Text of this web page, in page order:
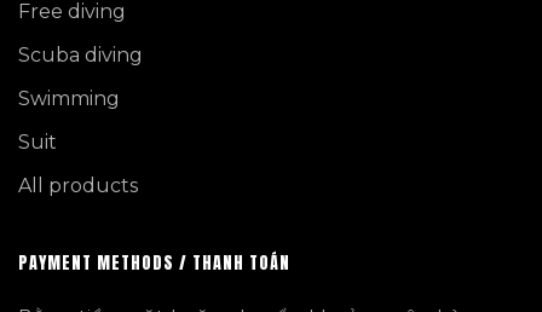
Free diving
Scuba diving
Swimming
Suit
All products
PAYMENT METHODS / THANH TOÁN